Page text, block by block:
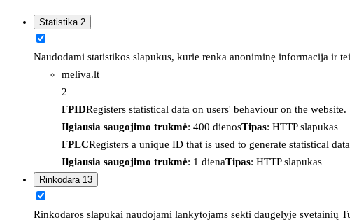
Statistika 2
Naudodami statistikos slapukus, kurie renka anoniminę informacija ir
meliva.lt
2
FPIDRegisters statistical data on users' behaviour on the
Ilgiausia saugojimo trukmė: 400 dienosTipas: HTTP slapukas
FPLCRegisters a unique ID that is used to generate statistical
Ilgiausia saugojimo trukmė: 1 dienaTipas: HTTP slapukas
Rinkodara 13
Rinkodaros slapukai naudojami lankytojams sekti daugelyje svetainių